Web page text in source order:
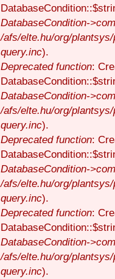
DatabaseCondition-
/afs/elte.hu/org/
query.inc).
Deprecated function:
DatabaseCondition-
/afs/elte.hu/org/
query.inc).
Deprecated function:
DatabaseCondition-
/afs/elte.hu/org/
query.inc).
Deprecated function:
DatabaseCondition-
/afs/elte.hu/org/
query.inc).